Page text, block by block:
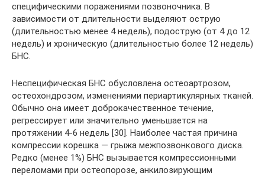
специфическими поражениями позвоночника. В
зависимости от длительности выделяют острую
(длительностью менее 4 недель), подострую (от 4 до 12
недель) и хроническую (длительностью более 12 недель)
БНС.
Неспецифическая БНС обусловлена остеоартрозом,
остеохондрозом, изменениями периартикулярных тканей.
Обычно она имеет доброкачественное течение,
регрессирует или значительно уменьшается на
протяжении 4-6 недель [30]. Наиболее частая причина
компрессии корешка — грыжа межпозвонкового диска.
Редко (менее 1%) БНС вызывается компрессионными
переломами при остеопорозе, анкилозирующим